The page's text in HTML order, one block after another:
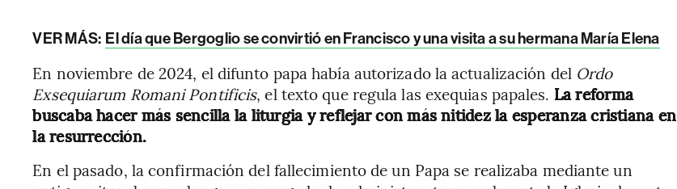
VER MÁS: El día que Bergoglio se convirtió en Francisco y una visita a su hermana María Elena
En noviembre de 2024, el difunto papa había autorizado la actualización del Ordo
Exsequiarum Romani Pontificis, el texto que regula las exequias papales. La reforma
buscaba hacer más sencilla la liturgia y reflejar con más nitidez la esperanza cristiana en
la resurrección.
En el pasado, la confirmación del fallecimiento de un Papa se realizaba mediante un